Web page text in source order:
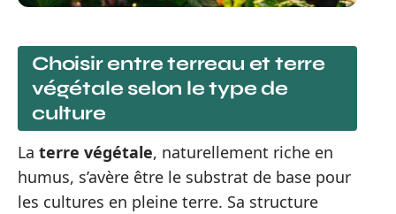
Choisir entre terreau et terre
végétale selon le type de
culture
La terre végétale, naturellement riche en
humus, s’avère être le substrat de base pour
les cultures en pleine terre. Sa structure